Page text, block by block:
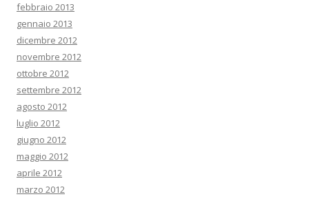
febbraio 2013
gennaio 2013
dicembre 2012
novembre 2012
ottobre 2012
settembre 2012
agosto 2012
luglio 2012
giugno 2012
maggio 2012
aprile 2012
marzo 2012